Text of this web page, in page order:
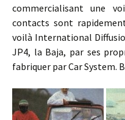
commercialisant une
contacts sont
voilà International
JP4, la Baja, par ses
fabriquer par Car System.